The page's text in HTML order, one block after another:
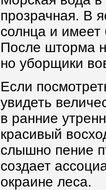
прозрачная. В
солнца и имеет
После шторма
но уборщики
Если
увидеть
в ранние
красивый
слышно пение
создает
окраине леса.